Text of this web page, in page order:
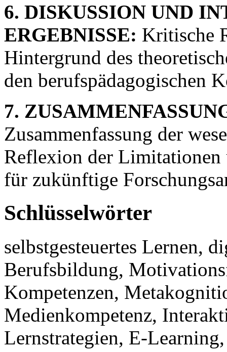
6. DISKUSSION UND
ERGEBNISSE: Kritische
Hintergrund des
den berufspädagogischen
7.
Zusammenfassung der
Reflexion der Limitationen
für zukünftige
Schlüsselwörter
selbstgesteuertes Lernen,
Berufsbildung,
Kompetenzen,
Medienkompetenz,
Lernstrategien, E-